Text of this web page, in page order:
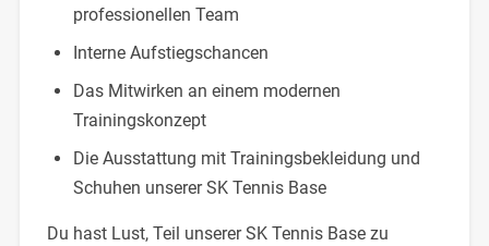
professionellen Team
Interne Aufstiegschancen
Das Mitwirken an einem modernen
Trainingskonzept
Die Ausstattung mit Trainingsbekleidung und
Schuhen unserer SK Tennis Base
Du hast Lust, Teil unserer SK Tennis Base zu